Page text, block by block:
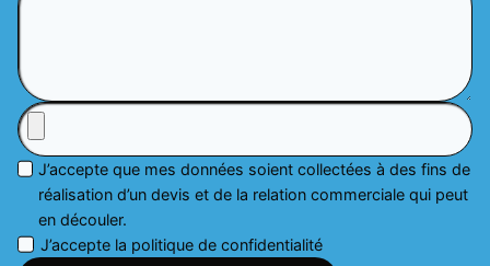
J’accepte que mes données soient collectées à des fins de
réalisation d’un devis et de la relation commerciale qui peut
en découler.
J’accepte la politique de confidentialité